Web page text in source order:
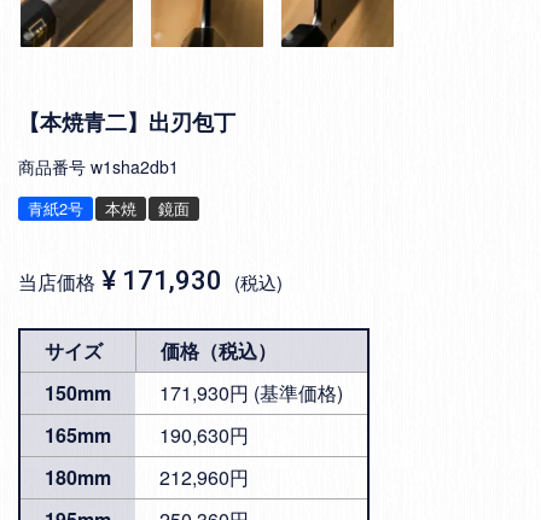
【本焼青二】出刃包丁
商品番号 w1sha2db1
青紙2号 本焼 鏡面
当店価格 ¥ 171,930 税込
サイズ
価格（税込）
150mm
171,930円 (基準価格)
165mm
190,630円
180mm
212,960円